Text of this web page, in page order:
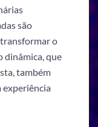
são
transformar o
dinâmica, que
também
experiência